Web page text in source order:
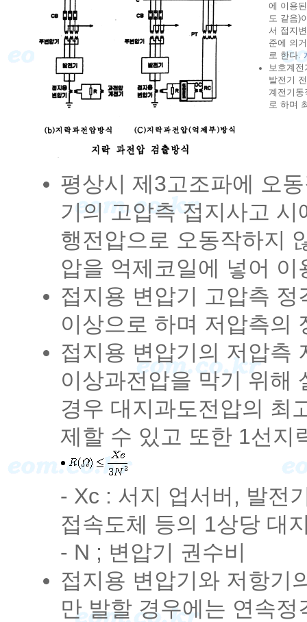
에 이용
도 같음)
서 접지
준에 의
로 한다.
보호계
발전기
계전기동
로 하며
평상시 제3고조파에 오
기의 고압측 접지사고
행전압으로 오동작하지
압을 억제코일에 넣어 이
접지용 변압기 고압측
이상으로 하며 저압측의
접지용 변압기의 저압측
이상과전압을 막기 위해
경우 대지과도전압의 최
제할 수 있고 또한 1선지
- Xc : 서지 업서버, 발전
접속도체 등의 1상당 대
- N ; 변압기 권수비
접지용 변압기와 저항기
만 발할 경우에는 연속